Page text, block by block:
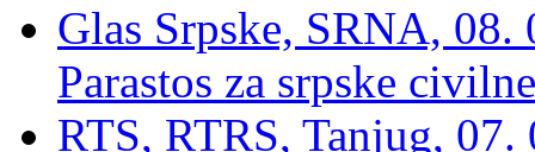
Glas Srpske, SRNA,
Parastos za srpske
RTS, RTRS, Tanjug,